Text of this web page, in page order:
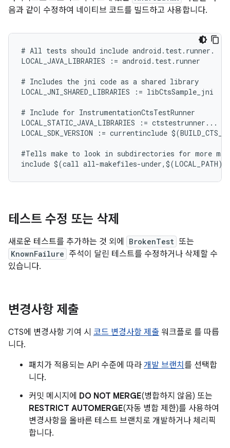
음과 같이 수정하여 네이티브 코드를 빌드하고 사용합니다.
# All tests should include android.test.runner.
LOCAL_JAVA_LIBRARIES := android.test.runner
# Includes the jni code as a shared library
LOCAL_JNI_SHARED_LIBRARIES := libCtsSample_jni
# Include for InstrumentationCtsTestRunner
LOCAL_STATIC_JAVA_LIBRARIES := ctstestrunner...
LOCAL_SDK_VERSION := currentinclude
#Tells make to look in subdirectories for more
테스트 수정 또는 삭제
새로운 테스트를 추가하는 것 외에 BrokenTest 또는
KnownFailure 주석이 달린 테스트를 수정하거나 삭제할 수
있습니다.
변경사항 제출
CTS에 변경사항 기여 시 코드 변경사항 제출 워크플로 를 따릅
니다.
패치가 적용되는 API 수준에 따라 개발 브랜치 를 선택합
니다.
커밋 메시지에 DO NOT MERGE(병합하지 않음) 또는
RESTRICT AUTOMERGE(자동 병합 제한)를 사용하여
변경사항을 올바른 테스트 브랜치로 개발하거나 체리픽
합니다.